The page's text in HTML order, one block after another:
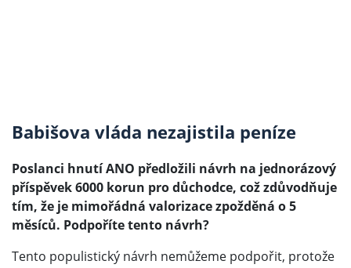
Babišova vláda nezajistila peníze
Poslanci hnutí ANO předložili návrh na jednorázový
příspěvek 6000 korun pro důchodce, což zdůvodňuje
tím, že je mimořádná valorizace zpožděná o 5
měsíců. Podpoříte tento návrh?
Tento populistický návrh nemůžeme podpořit, protože